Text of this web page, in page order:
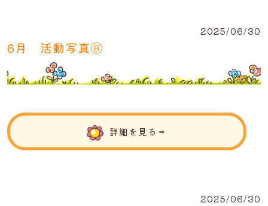
2025/06/30
6月 活動写真⑧
詳細を見る⇒
2025/06/30